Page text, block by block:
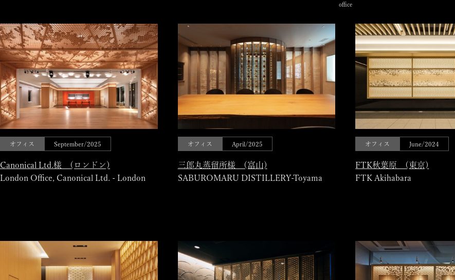
office
オフィス September/2025
Canonical Ltd.様 (ロンドン)
London Office, Canonical Ltd. - London
オフィス April/2025
三郎丸蒸留所様 (富山)
SABUROMARU DISTILLERY-Toyama
オフィス June/2024
FTK秋葉原 (東京)
FTK Akihabara